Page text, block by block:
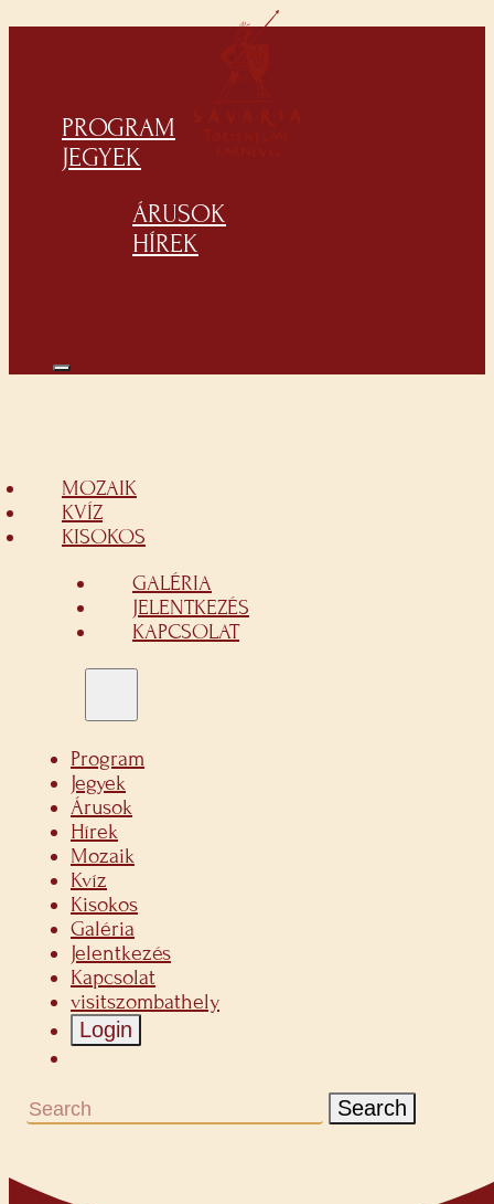
PROGRAM
JEGYEK
ÁRUSOK
HÍREK
MOZAIK
KVÍZ
KISOKOS
GALÉRIA
JELENTKEZÉS
KAPCSOLAT
Program
Jegyek
Árusok
Hírek
Mozaik
Kvíz
Kisokos
Galéria
Jelentkezés
Kapcsolat
visitszombathely
Login
Search